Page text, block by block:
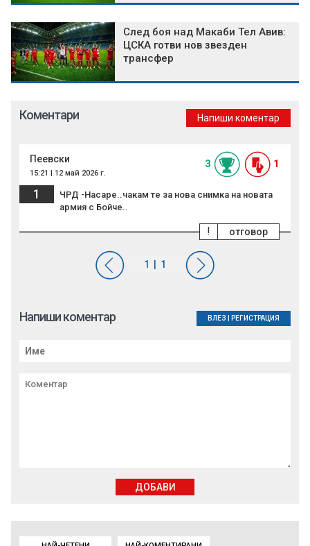
След боя над Макаби Тел Авив:
ЦСКА готви нов звезден
трансфер
Коментари Напиши коментар
Пеевски
15:21 | 12 май 2026 г.
3 1
1
ЧРД -Насаре..чакам те за нова снимка на новата
армия с Бойче..
отговор
!
Напиши коментар ВЛЕЗ РЕГИСТРАЦИЯ
ДОБАВИ